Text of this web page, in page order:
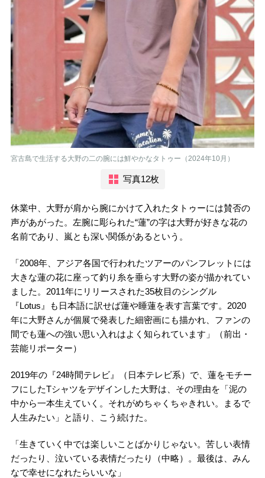
宮古島で生活する大野の二の腕には鮮やかなタトゥー（2024年10月）
写真12枚
休業中、大野が肩から腕にかけて入れたタトゥーには賛否の
声があがった。左腕に彫られた“蓮”の字は大野が好きな花の
名前であり、嵐とも深い関係があるという。
「2008年、アジア各国で行われたツアーのパンフレットには
大きな蓮の花に座って釣り糸を垂らす大野の姿が描かれてい
ました。2011年にリリースされた35枚目のシングル
『Lotus』も日本語に訳せば蓮や睡蓮を表す言葉です。2020
年に大野さんが個展で発表した細密画にも描かれ、ファンの
間でも蓮への強い思い入れはよく知られています」（前出・
芸能リポーター）
2019年の『24時間テレビ』（日本テレビ系）で、蓮をモチー
フにしたTシャツをデザインした大野は、その理由を「泥の
中から一本生えていく。それがめちゃくちゃきれい。まるで
人生みたい」と語り、こう続けた。
「生きていく中では楽しいことばかりじゃない。苦しい表情
だったり、泣いている表情だったり（中略）。最後は、みん
なで幸せになれたらいいな」